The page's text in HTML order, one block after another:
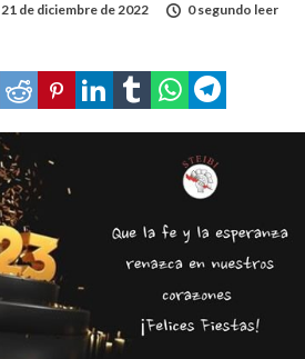
21 de diciembre de 2022
0 segundo leer